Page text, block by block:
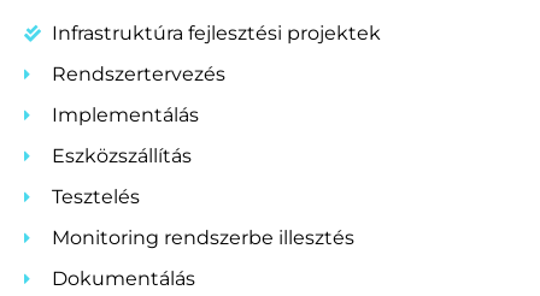
Infrastruktúra fejlesztési projektek
Rendszertervezés
Implementálás
Eszközszállítás
Tesztelés
Monitoring rendszerbe illesztés
Dokumentálás